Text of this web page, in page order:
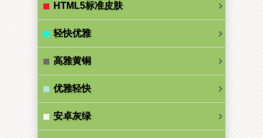
HTML5标准皮肤
轻快优雅
高雅黄铜
优雅轻快
安卓灰绿